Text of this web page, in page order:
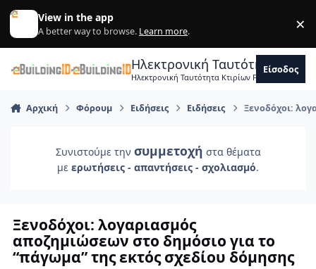
Skip to content
View in the app
A better way to browse. Learn more. ×
Ηλεκτρονική Ταυτότητα
Ηλεκτρονική Ταυτότητα Κτιρίων Forum
Είσοδος
Αρχική Φόρουμ Ειδήσεις Ειδήσεις Ξενοδόχοι:
Συνιστούμε την συμμετοχή στα θέματα
με ερωτήσεις - απαντήσεις - σχολιασμό.
Ξενοδόχοι: λογαριασμός
αποζημιώσεων στο δημόσιο για το
“πάγωμα” της εκτός σχεδίου δόμησης